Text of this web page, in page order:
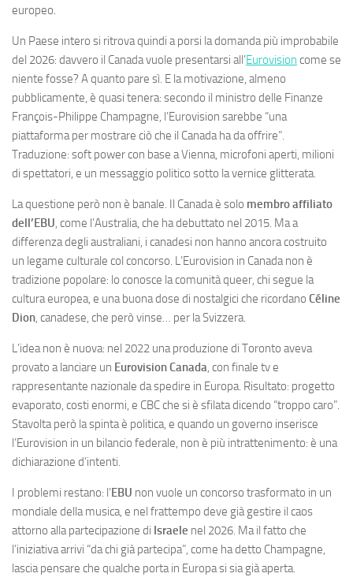
europeo.
Un Paese intero si ritrova quindi a porsi la domanda più improbabile
del 2026: davvero il Canada vuole presentarsi all’Eurovision come se
niente fosse? A quanto pare sì. E la motivazione, almeno
pubblicamente, è quasi tenera: secondo il ministro delle Finanze
François-Philippe Champagne, l’Eurovision sarebbe “una
piattaforma per mostrare ciò che il Canada ha da offrire”.
Traduzione: soft power con base a Vienna, microfoni aperti, milioni
di spettatori, e un messaggio politico sotto la vernice glitterata.
La questione però non è banale. Il Canada è solo membro affiliato
dell’EBU, come l’Australia, che ha debuttato nel 2015. Ma a
differenza degli australiani, i canadesi non hanno ancora costruito
un legame culturale col concorso. L’Eurovision in Canada non è
tradizione popolare: lo conosce la comunità queer, chi segue la
cultura europea, e una buona dose di nostalgici che ricordano Céline
Dion, canadese, che però vinse… per la Svizzera.
L’idea non è nuova: nel 2022 una produzione di Toronto aveva
provato a lanciare un Eurovision Canada, con finale tv e
rappresentante nazionale da spedire in Europa. Risultato: progetto
evaporato, costi enormi, e CBC che si è sfilata dicendo “troppo caro”.
Stavolta però la spinta è politica, e quando un governo inserisce
l’Eurovision in un bilancio federale, non è più intrattenimento: è una
dichiarazione d’intenti.
I problemi restano: l’EBU non vuole un concorso trasformato in un
mondiale della musica, e nel frattempo deve già gestire il caos
attorno alla partecipazione di Israele nel 2026. Ma il fatto che
l’iniziativa arrivi “da chi già partecipa”, come ha detto Champagne,
lascia pensare che qualche porta in Europa si sia già aperta.